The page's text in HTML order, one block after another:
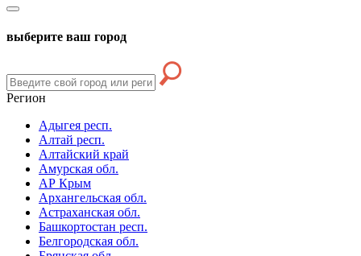
выберите ваш город
Регион
Адыгея респ.
Алтай респ.
Алтайский край
Амурская обл.
АР Крым
Архангельская обл.
Астраханская обл.
Башкортостан респ.
Белгородская обл.